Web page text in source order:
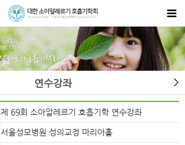
연수강좌
제 69회 소아알레르기 호흡기학 연수강좌
서울성모병원 성의교정 마리아홀